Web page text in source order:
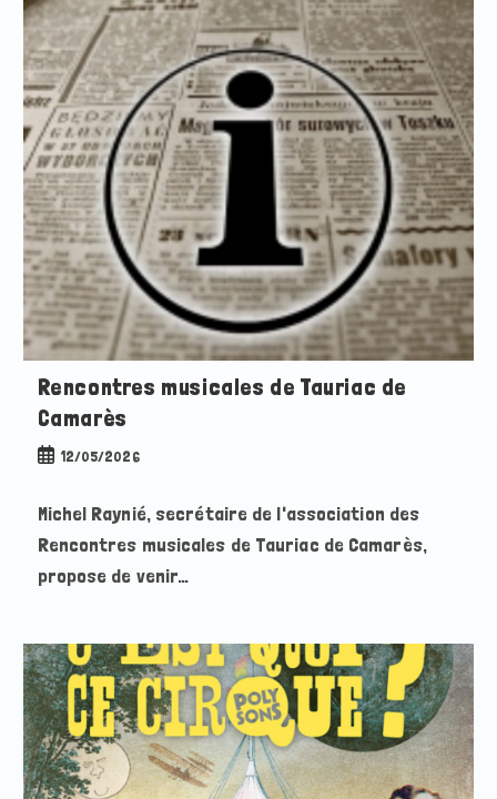
Rencontres musicales de Tauriac de
Camarès
Publication
12/05/2026
Michel Raynié, secrétaire de l'association des
Rencontres musicales de Tauriac de Camarès,
propose de venir…